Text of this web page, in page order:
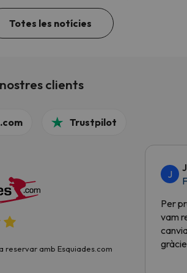
Totes les notícies
clients
Trustpilot
reservar amb Esquiades.com
J
Per
vam